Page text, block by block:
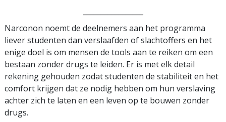
Narconon noemt de deelnemers aan het programma
liever studenten dan verslaafden of slachtoffers en het
enige doel is om mensen de tools aan te reiken om een
bestaan zonder drugs te leiden. Er is met elk detail
rekening gehouden zodat studenten de stabiliteit en het
comfort krijgen dat ze nodig hebben om hun verslaving
achter zich te laten en een leven op te bouwen zonder
drugs.